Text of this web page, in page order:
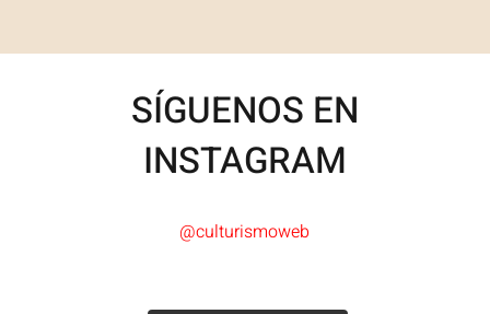
SÍGUENOS EN
INSTAGRAM
@culturismoweb